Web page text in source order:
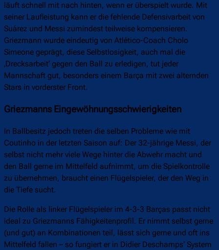
läuft schnell mit nach hinten, wenn er überspielt wurde. Mit
seiner Laufleistung kann er die fehlende Defensivarbeit von
Suárez und Messi zumindest teilweise kompensieren.
Griezmann wurde eindeutig von Atlético-Coach Cholo
Simeone geprägt, diese Selbstlosigkeit, auch mal die
‚Drecksarbeit‘ gegen den Ball zu erledigen, tut jeder
Mannschaft gut, besonders einem Barça mit zwei alternden
Stars in vorderster Front.
Griezmanns Eingewöhnungsschwierigkeiten
In Ballbesitz jedoch treten die selben Probleme wie mit
Coutinho in der letzten Saison auf: Der 32-jährige Messi, der
selbst nicht mehr viele Wege hinter die Abwehr macht und
den Ball gerne im Mittelfeld aufnimmt, um die Spielkontrolle
zu übernehmen, braucht einen Flügelspieler, der den Weg in
die Tiefe sucht.
Die Rolle als linker Flügelspieler im 4-3-3 Barças passt nicht
ideal zu Griezmanns Fähigkeitenprofil. Er nimmt selbst gerne
(und gut) an Kombinationen teil, lässt sich gerne und oft ins
Mittelfeld fallen – so fungiert er in Didier Deschamps‘ System